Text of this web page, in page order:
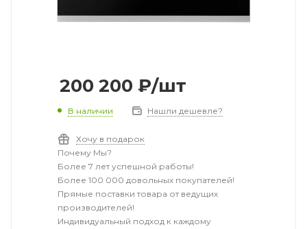
200 200 ₽/шт
В наличии Нашли дешевле?
Хочу в подарок
Почему Мы?
Более 7 лет успешной работы!
Более 100 000 довольных покупателей!
Прямые поставки товара от ведущих
производителей!
Индивидуальный подход к каждому